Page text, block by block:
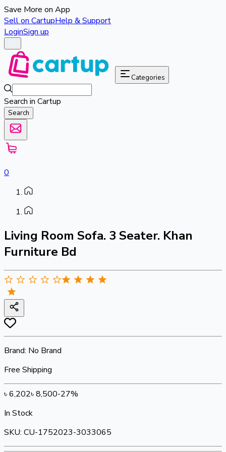
Save More on App
Sell on CartupHelp & Support
LoginSign up
Categories
Search in Cartup
Search
0
Living Room Sofa. 3 Seater. Khan
Furniture Bd
Brand: No Brand
Free Shipping
৳6,202৳8,500-27%
In Stock
SKU: CU-1752023-3033065